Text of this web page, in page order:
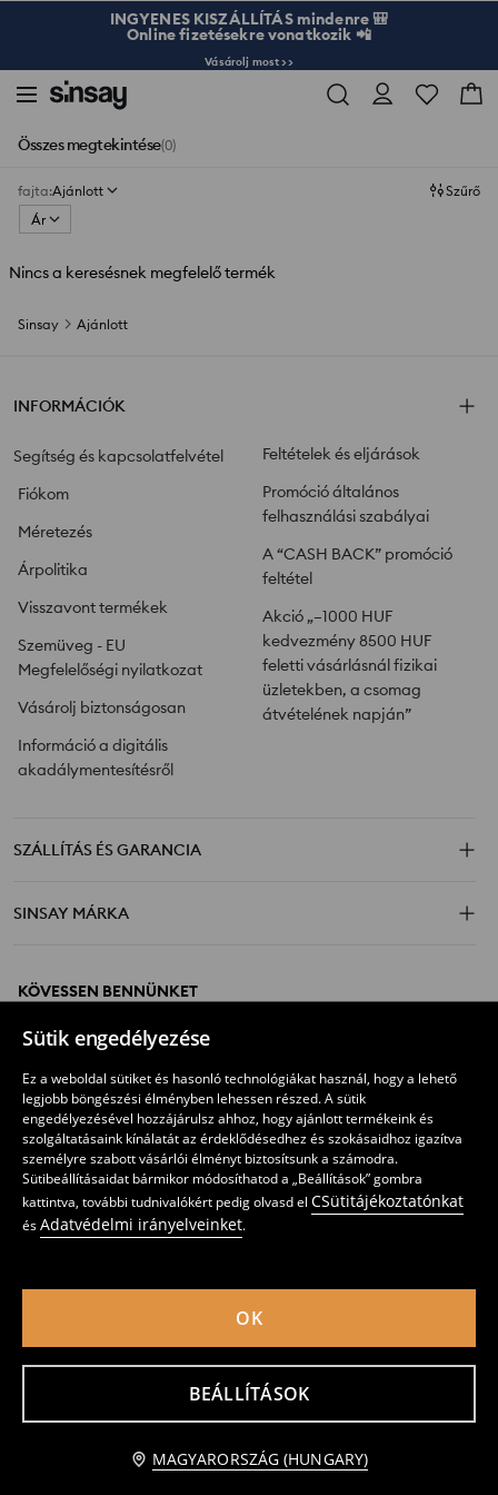
Sütik engedélyezése
Ez a weboldal sütiket és hasonló technológiákat használ, hogy a lehető
legjobb böngészési élményben lehessen részed. A sütik
engedélyezésével hozzájárulsz ahhoz, hogy ajánlott termékeink és
szolgáltatásaink kínálatát az érdeklődésedhez és szokásaidhoz igazítva
személyre szabott vásárlói élményt biztosítsunk a számodra.
Sütibeállításaidat bármikor módosíthatod a „Beállítások” gombra
kattintva, további tudnivalókért pedig olvasd el CSütitájékoztatónkat
ésAdatvédelmi irányelveinket.
BEÁLLÍTÁSOK
OK
MAGYARORSZÁG (HUNGARY)
INGYENES KISZÁLLÍTÁS mindenre 🎒
Online fizetésekre vonatkozik 📲
Vásárolj most >>
Összes megtekintése(0)
fajta:Ajánlott
Szűrő
Ár
Nincs a keresésnek megfelelő termék
Sinsay Ajánlott
INFORMÁCIÓK
Segítség és kapcsolatfelvétel
Fiókom
Méretezés
Árpolitika
Visszavont termékek
Szemüveg - EU
Megfelelőségi nyilatkozat
Vásárolj biztonságosan
Információ a digitális
akadálymentesítésről
Feltételek és eljárások
Promóció általános
felhasználási szabályai
A “CASH BACK” promóció
feltétel
Akció „–1000 HUF
kedvezmény 8500 HUF
feletti vásárlásnál fizikai
üzletekben, a csomag
átvételének napján”
SZÁLLÍTÁS ÉS GARANCIA
SINSAY MÁRKA
KÖVESSEN BENNÜNKET
TÖLTSD LE AZ APPLIKÁCIÓT
Magyarország (Hungary)
Adatvédelmi nyilatkozat Süti beállítások Sütikkel kapcsolatos irányelv
Sütik listája A megbízható partnerek listája
Cégjegyzékszám Cg.01-09-685827
© 2026 Sinsay